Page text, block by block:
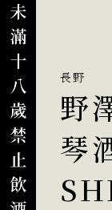
長野
野
琴